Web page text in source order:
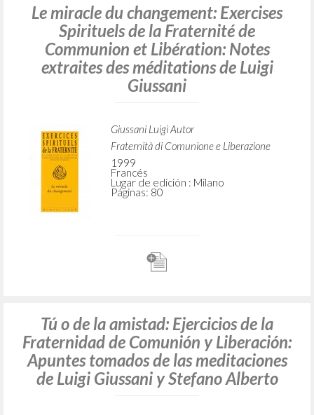
Le miracle du changement: Exercises
Spirituels de la Fraternité de
Communion et Libération: Notes
extraites des méditations de Luigi
Giussani
Giussani Luigi Autor
Fraternità di Comunione e Liberazione
1999
Francés
Lugar de edición : Milano
Páginas: 80
Tú o de la amistad: Ejercicios de la
Fraternidad de Comunión y Liberación:
Apuntes tomados de las meditaciones
de Luigi Giussani y Stefano Alberto